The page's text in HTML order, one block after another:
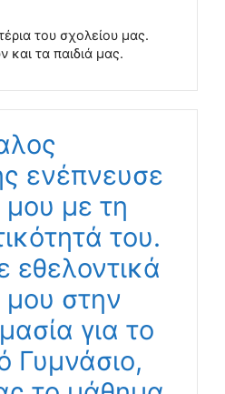
του σχολείου μας.
τα παιδιά μας.
ενέπνευσε
μου με τη
του.
εθελοντικά
μου στην
για το
Γυμνάσιο,